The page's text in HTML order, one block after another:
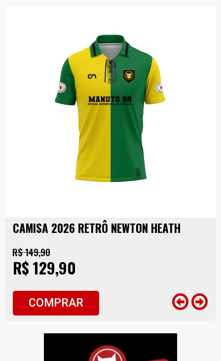
CAMISA 2026 RETRÔ NEWTON HEATH
R$ 149,90
R$ 129,90
COMPRAR